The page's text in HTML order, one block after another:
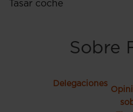
Tasar coche
Sobre
Delegaciones